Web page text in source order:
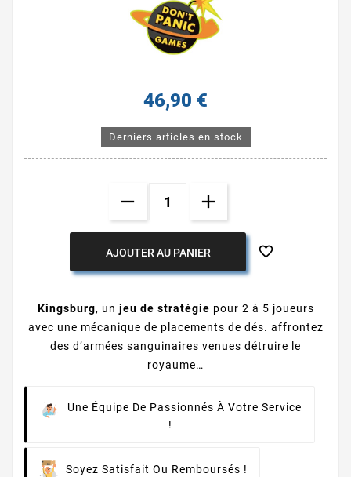
46,90 €
Derniers articles en stock
AJOUTER AU PANIER 
Kingsburg, un jeu de stratégie pour 2 à 5 joueurs
avec une mécanique de placements de dés. affrontez
des d’armées sanguinaires venues détruire le
royaume…
Une Équipe De Passionnés À Votre Service
!
Soyez Satisfait Ou Remboursés !